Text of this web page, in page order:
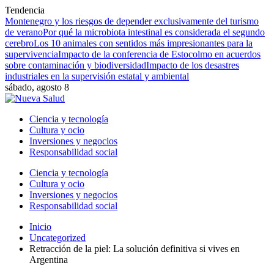
Tendencia
Montenegro y los riesgos de depender exclusivamente del turismo
de veranoPor qué la microbiota intestinal es considerada el segundo
cerebroLos 10 animales con sentidos más impresionantes para la
supervivenciaImpacto de la conferencia de Estocolmo en acuerdos
sobre contaminación y biodiversidadImpacto de los desastres
industriales en la supervisión estatal y ambiental
sábado, agosto 8
Ciencia y tecnología
Cultura y ocio
Inversiones y negocios
Responsabilidad social
Ciencia y tecnología
Cultura y ocio
Inversiones y negocios
Responsabilidad social
Inicio
Uncategorized
Retracción de la piel: La solución definitiva si vives en
Argentina